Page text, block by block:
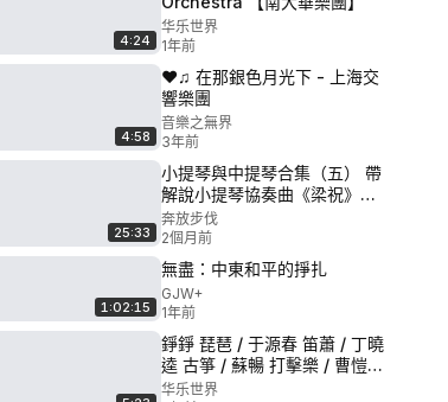
4:24
华乐世界
1年前
4:58
❤♫ 在那銀色月光下 - 上海交
響樂團
音樂之無界
3年前
25:33
小提琴與中提琴合集（五） 帶
解說小提琴協奏曲《梁祝》俞
麗拿演奏
奔放步伐
2個月前
1:02:15
無盡：中東和平的掙扎
GJW+
1年前
錚錚 琵琶 / 于源春 笛蕭 / 丁曉
逵 古箏 / 蘇暢 打擊樂 / 曹愷中
鋼琴 / 羅麥朔
华乐世界